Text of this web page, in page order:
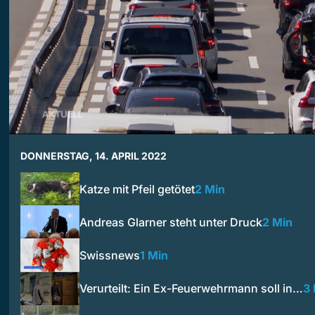
DONNERSTAG, 14. APRIL 2022
Katze mit Pfeil getötet2 Min
Andreas Glarner steht unter Druck2 Min
Swissnews1 Min
Verurteilt: Ein Ex-Feuerwehrmann soll in…3